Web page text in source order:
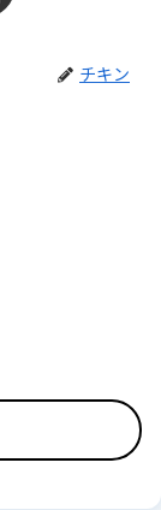
チキン